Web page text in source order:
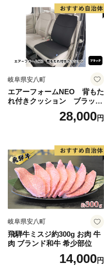
み 送料無料 浅野撚糸 岐阜県
安八町
岐阜県安八町
エアーフォームNEO 背もた
れ付きクッション ブラッ
ク カー用品 高反発 車用
品 内装 アクセサリー 20mm
ブ 最適 ズレ防止 ほとんどの
車 取付可 丸洗い可
28,000円
岐阜県安八町
飛騨牛ミスジ約300g お肉 牛
肉 ブランド和牛 希少部位
14,000円